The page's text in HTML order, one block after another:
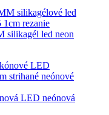
silikagél led neon
LED neónová